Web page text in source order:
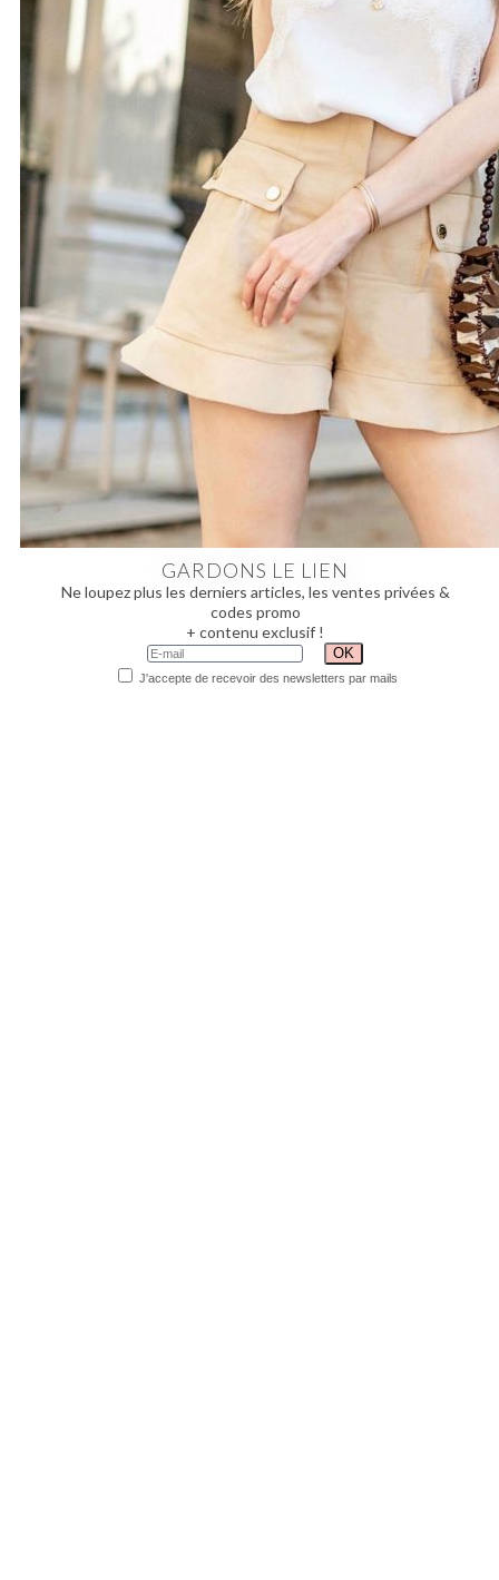
GARDONS LE LIEN
Ne loupez plus les derniers articles, les ventes privées &
codes promo
+ contenu exclusif !
J'accepte de recevoir des newsletters par mails